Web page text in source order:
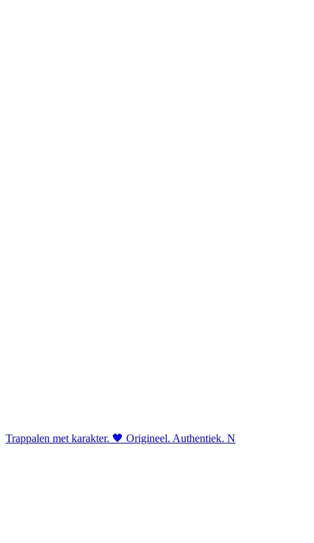
Trappalen met karakter. 🖤 Origineel. Authentiek. N